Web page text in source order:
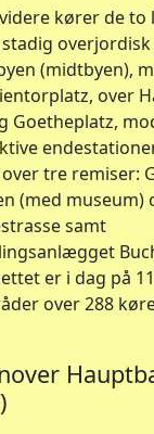
kører de to
stadig
(midtbyen),
over
Goetheplatz,
tre remiser:
(med museum)
samt
er i dag på
over 288